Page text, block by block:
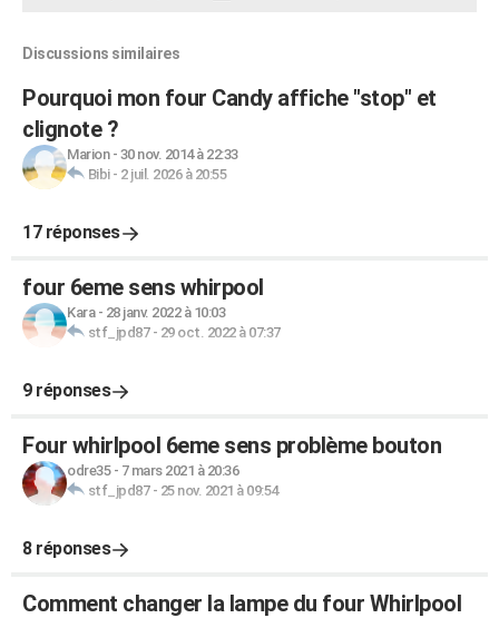
Discussions similaires
Pourquoi mon four Candy affiche "stop" et
clignote ?
Marion- 30 nov. 2014 à 22:33
Bibi- 2 juil. 2026 à 20:55
17 réponses
four 6eme sens whirpool
Kara- 28 janv. 2022 à 10:03
stf_jpd87- 29 oct. 2022 à 07:37
9 réponses
Four whirlpool 6eme sens problème bouton
odre35- 7 mars 2021 à 20:36
stf_jpd87- 25 nov. 2021 à 09:54
8 réponses
Comment changer la lampe du four Whirlpool